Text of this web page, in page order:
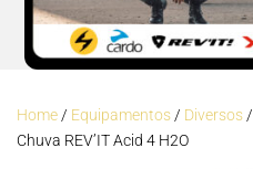
Home/ Equipamentos/ Diversos/
Chuva REV’IT Acid 4 H2O